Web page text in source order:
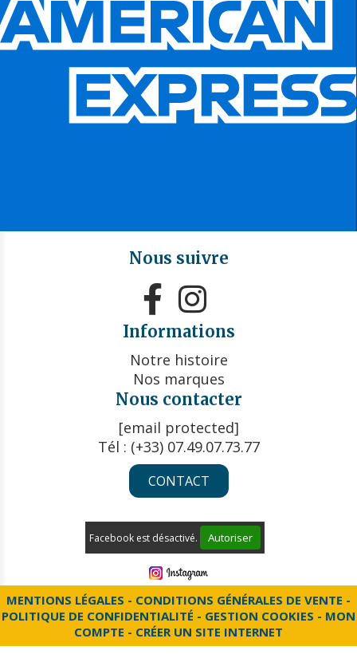
Nous suivre
 
Informations
Notre histoire
Nos marques
Nous contacter
[email protected]
Tél : (+33) 07.49.07.73.77
CONTACT
Facebook est désactivé. Autoriser
MENTIONS LÉGALES
CONDITIONS GÉNÉRALES DE VENTE
POLITIQUE DE CONFIDENTIALITÉ
GESTION COOKIES
MON
COMPTE
CRÉER UN SITE INTERNET